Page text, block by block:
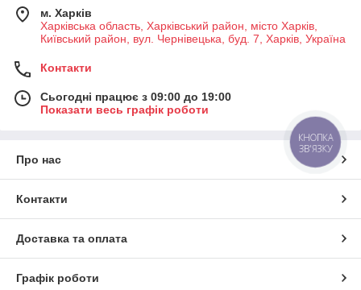
м. Харків
Харківська область, Харківський район, місто Харків,
Київський район, вул. Чернівецька, буд. 7, Харків, Україна
Контакти
Сьогодні працює з 09:00 до 19:00
Показати весь графік роботи
Про нас
Контакти
Доставка та оплата
Графік роботи
КНОПКА
ЗВ'ЯЗКУ